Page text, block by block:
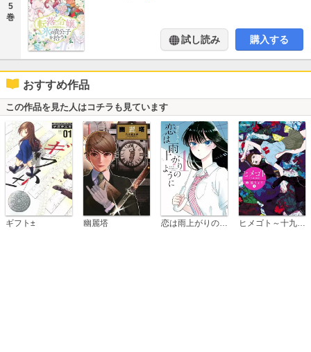
5
巻
試し読み 購入する
おすすめ作品
この作品を見た人はコチラも見ています
ギフト± 幽麗塔 ヒメゴト～十九歳の制服～